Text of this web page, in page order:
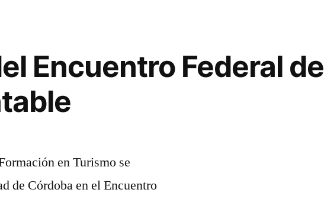
Encuentro Federal de
en Turismo se
de Córdoba en el Encuentro